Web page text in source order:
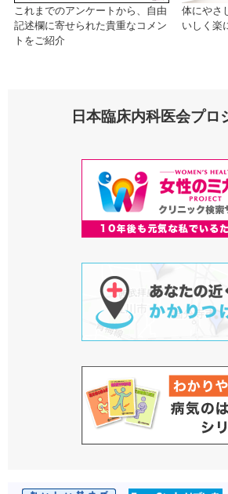
これまでのアンケートから、自由
記述欄に寄せられた貴重なコメン
トをご紹介
体にやさ
いしく楽
日本臨床内科医会プロ